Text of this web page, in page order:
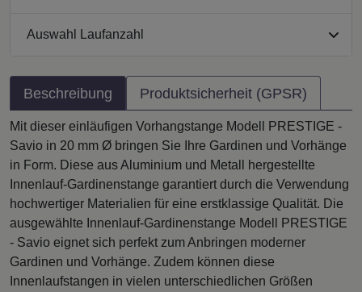
Auswahl Laufanzahl
Beschreibung Produktsicherheit (GPSR)
Mit dieser einläufigen Vorhangstange Modell PRESTIGE -
Savio in 20 mm Ø bringen Sie Ihre Gardinen und Vorhänge
in Form. Diese aus Aluminium und Metall hergestellte
Innenlauf-Gardinenstange garantiert durch die Verwendung
hochwertiger Materialien für eine erstklassige Qualität. Die
ausgewählte Innenlauf-Gardinenstange Modell PRESTIGE
- Savio eignet sich perfekt zum Anbringen moderner
Gardinen und Vorhänge. Zudem können diese
Innenlaufstangen in vielen unterschiedlichen Größen